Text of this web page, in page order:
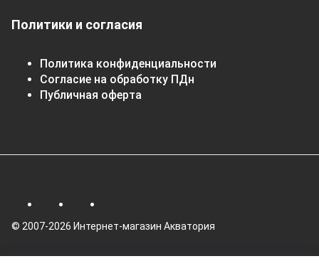
Политики и согласия
Политика конфиденциальности
Согласие на обработку ПДн
Публичная оферта
© 2007-2026 Интернет-магазин Акватория